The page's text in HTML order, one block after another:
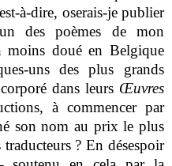
à-dire, oserais-je publier
des poèmes de mon
doué en Belgique
uns des plus grands
dans leurs Œuvres
à commencer par
son nom au prix le plus
? En désespoir